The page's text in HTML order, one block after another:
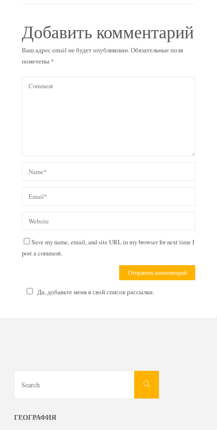
Добавить комментарий
Ваш адрес email не будет опубликован.Обязательные поля
помечены *
Save my name, email, and site URL in my browser for next time I
post a comment.
Да, добавьте меня в свой список рассылки.
Search
ГЕОГРАФИЯ